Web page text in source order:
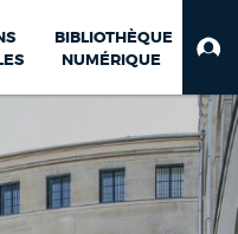
BIBLIOTHÈQUE
NUMÉRIQUE